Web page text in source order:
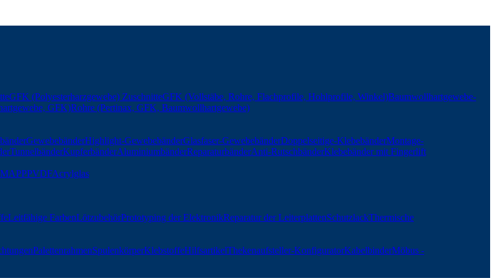
GFK (Polyesterharzgewebe) ZuschnitteGFK (Vollstäbe, Rohre, Flachprofile, Hohlprofile, Winkel)Baumwollhartgewebe-
GFK)Rohre (Pertinax, GFK, Baumwollhartgewebe)
GewebebänderHighlight-GewebebänderGlasfaser-GewebebänderDoppelseitige-KlebebänderMontage-
TunnelbänderKupferbänderAluminiumbänderReparaturbänderAnti-RutschbänderKlebebänder mit Fingerlift
PPPVDFAcrylglas
Leitfähige FarbenLötzubehörPrototyping der ElektronikReparatur der LeiterplattenSchutzlackThermische
PalettenrahmenSpulenkörperKlebstoffeHilfsartikelThekenaufsteller-KonfiguratorKabelbinderMöbus -